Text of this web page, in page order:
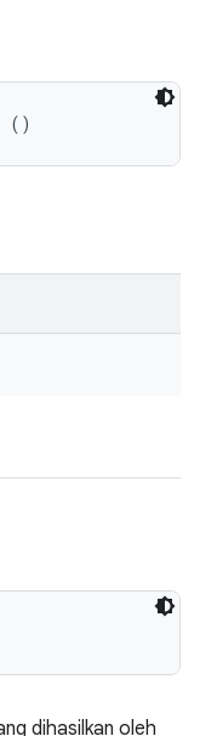
()
dihasilkan oleh